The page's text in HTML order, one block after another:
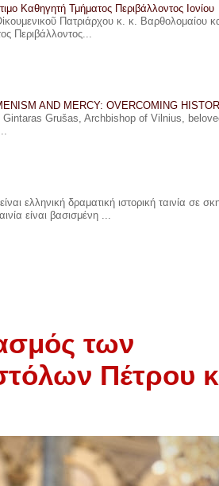
Καθηγητή Τμήματος Περιβάλλοντος Ιονίου
Πατριάρχου κ. κ. Βαρθολομαίου
Περιβάλλοντος...
AND MERCY: OVERCOMING
Grušas, Archbishop of Vilnius,
ελληνική δραματική ιστορική ταινία σε
είναι βασισμένη ...
των
Πέτρου